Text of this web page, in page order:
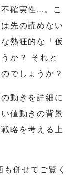
確実性…。こ
先の読めない
熱狂的な「仮
か？ それと
でしょうか？
動きを詳細に
値動きの背景
略を考える上
併せてご覧く